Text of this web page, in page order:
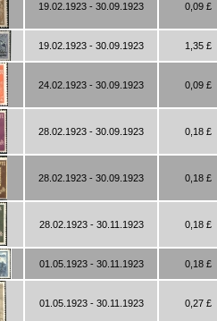
19.02.1923 - 30.09.1923 0,09 £
19.02.1923 - 30.09.1923 1,35 £
24.02.1923 - 30.09.1923 0,09 £
28.02.1923 - 30.09.1923 0,18 £
28.02.1923 - 30.09.1923 0,18 £
28.02.1923 - 30.11.1923 0,18 £
01.05.1923 - 30.11.1923 0,18 £
01.05.1923 - 30.11.1923 0,27 £